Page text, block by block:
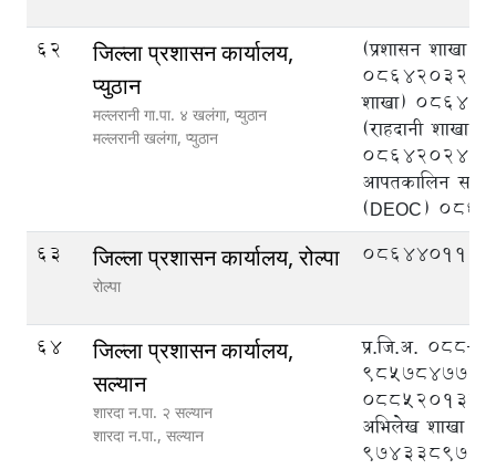
62
जिल्ला प्रशासन कार्यालय,
प्युठान
मल्लरानी गा.पा. ४ खलंगा, प्युठान
मल्लरानी खलंगा, प्युठान
(प्रशासन शाखा)
086420327,
शाखा)
(राहदानी शाखा)
086420243,
आपतकालिन
(DEOC)
63
जिल्ला प्रशासन कार्यालय, रोल्पा
रोल्पा
086440110
64
जिल्ला प्रशासन कार्यालय,
सल्यान
शारदा न.पा. २ सल्यान
शारदा न.पा., सल्यान
प्र.जि.अ.
०८८५२०१३४,
अभिलेख शाखा
९७४३३८९७३६